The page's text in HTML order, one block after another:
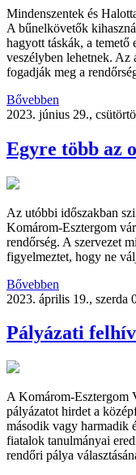
Mindenszentek és
A bűnelkövetők
hagyott táskák, a
veszélyben lehetnek. Az
fogadják meg a
Bővebben
2023. június 29.,
Egyre több az
Az utóbbi időszakban
Komárom-Esztergom
rendőrség. A szervezet
figyelmeztet, hogy ne
Bővebben
2023. április 19., szerda
Pályázati
A Komárom-Esztergom
pályázatot hirdet a
második vagy harmadik
fiatalok tanulmányai
rendőri pálya